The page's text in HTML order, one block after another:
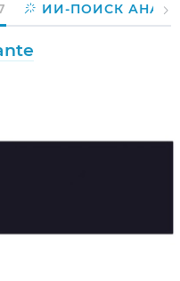
ИИ-ПОИСК